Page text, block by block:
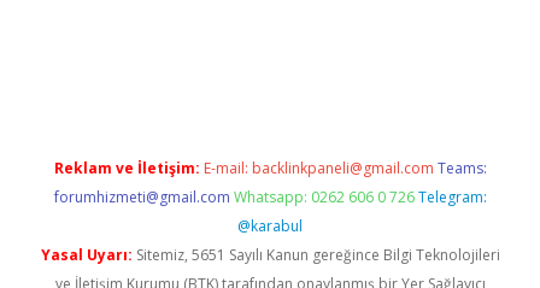
Reklam ve İletişim: E-mail: backlinkpaneli@gmail.com Teams:
forumhizmeti@gmail.com Whatsapp: 0262 606 0 726 Telegram:
@karabul
Yasal Uyarı: Sitemiz, 5651 Sayılı Kanun gereğince Bilgi Teknolojileri
ve İletişim Kurumu (BTK) tarafından onaylanmış bir Yer Sağlayıcı